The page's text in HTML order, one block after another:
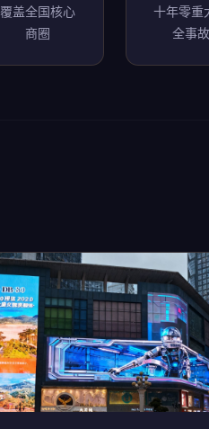
覆盖全国核心
商圈
十年零重
全事故